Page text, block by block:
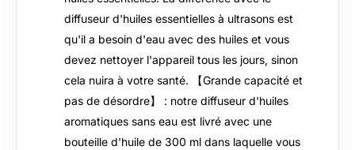
diffuseur d'huiles essentielles à ultrasons est
qu'il a besoin d'eau avec des huiles et vous
devez nettoyer l'appareil tous les jours, sinon
cela nuira à votre santé. 【Grande capacité et
pas de désordre】 : notre diffuseur d'huiles
aromatiques sans eau est livré avec une
bouteille d'huile de 300 ml dans laquelle vous